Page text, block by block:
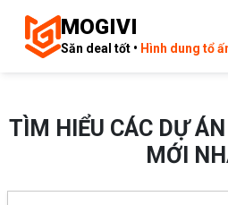
MOGIVI
Săn deal tốt • Hình dung tổ
TÌM HIỂU CÁC DỰ
MỚI